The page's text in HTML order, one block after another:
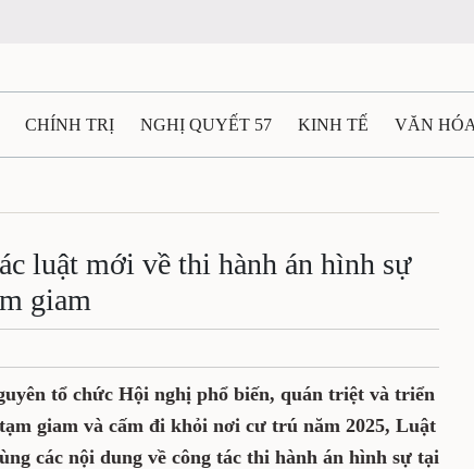
CHÍNH TRỊ NGHỊ QUYẾT 57 KINH TẾ VĂN HÓA
TÀI NGUYÊN - MÔI TRƯỜNG THỂ THAO THÔNG
THÁI NGUYÊN
luật mới về thi hành án hình sự
giam
tổ chức Hội nghị phổ biến, quán triệt và triển
giam và cấm đi khỏi nơi cư trú năm 2025, Luật
các nội dung về công tác thi hành án hình sự tại